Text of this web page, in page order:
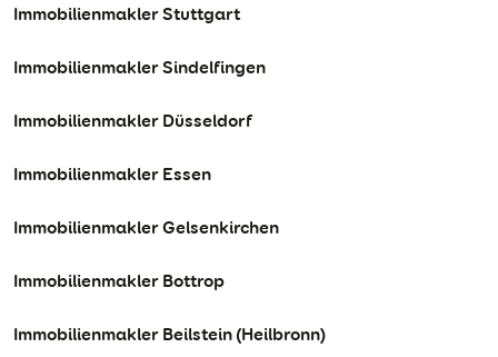
Immobilienmakler Stuttgart
Immobilienmakler Sindelfingen
Immobilienmakler Düsseldorf
Immobilienmakler Essen
Immobilienmakler Gelsenkirchen
Immobilienmakler Bottrop
Immobilienmakler Beilstein (Heilbronn)